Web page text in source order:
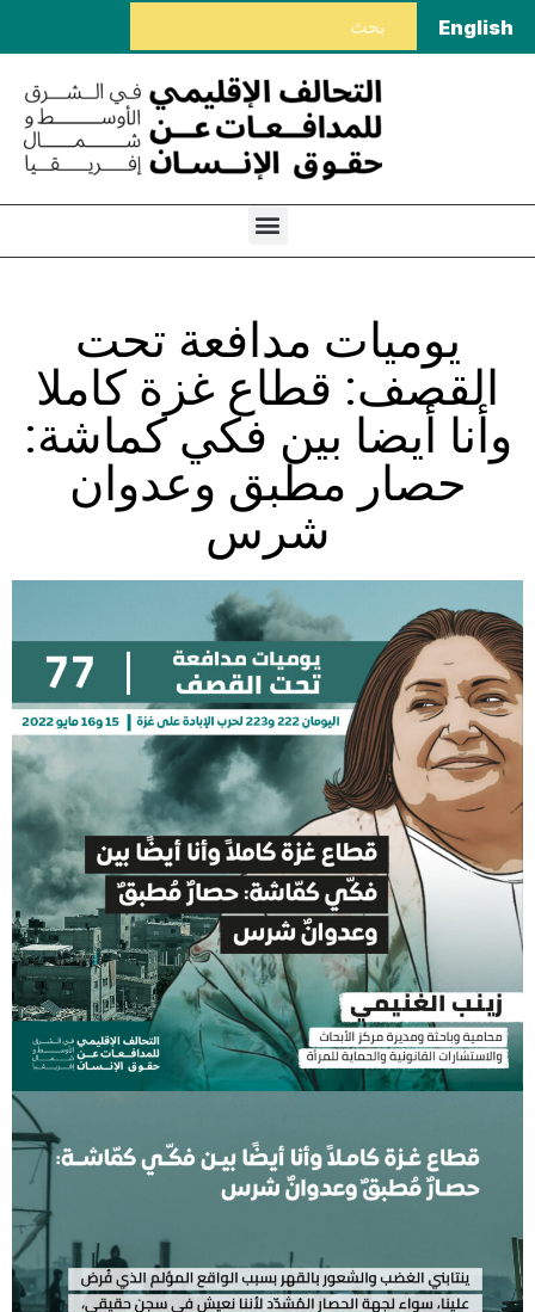
English
يوميات مدافعة تحت
القصف: قطاع غزة كاملا
وأنا أيضا بين فكي كماشة:
حصار مطبق وعدوان
شرس